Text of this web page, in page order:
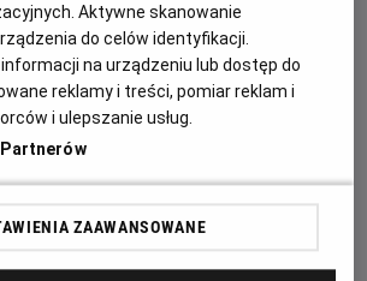
ma swojego Spider-Mana –
„Spider-Man: Całkiem nowy dzień”
że każdy z nas może zostać Spider-
Aktywne skanowanie
do celów identyfikacji.
na urządzeniu lub dostęp do
reklamy i treści, pomiar reklam i
i ulepszanie usług.
ZAAWANSOWANE